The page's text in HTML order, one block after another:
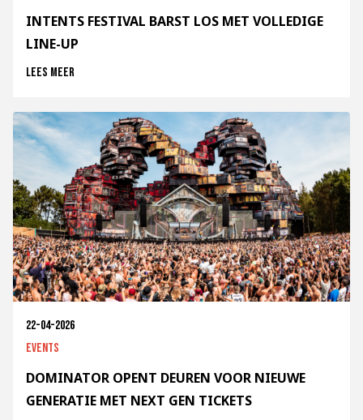
INTENTS FESTIVAL BARST LOS MET VOLLEDIGE
LINE-UP
Lees meer
22-04-2026
Events
DOMINATOR OPENT DEUREN VOOR NIEUWE
GENERATIE MET NEXT GEN TICKETS